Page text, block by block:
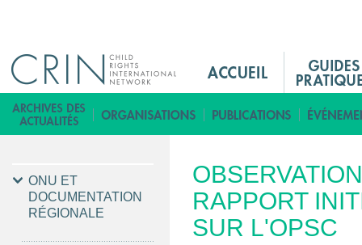
i
n
e
n
u
F
i
RAPPORT
SUR L'OPSC
ONU ET
DOCUMENTATION
RÉGIONALE